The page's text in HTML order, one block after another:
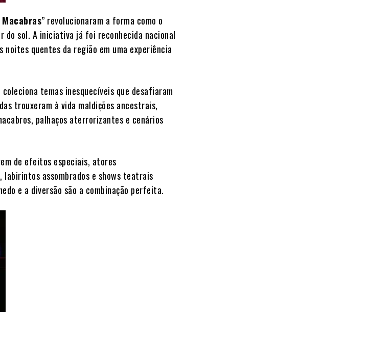
” revolucionaram a forma como o
do sol. A iniciativa já foi reconhecida nacional
quentes da região em uma experiência
temas inesquecíveis que desafiaram
trouxeram à vida maldições ancestrais,
palhaços aterrorizantes e cenários
de efeitos especiais, atores
labirintos assombrados e shows teatrais
e a diversão são a combinação perfeita.